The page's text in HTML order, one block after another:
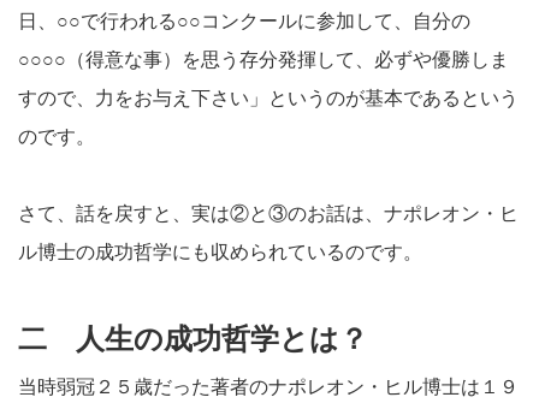
日、○○で行われる○○コンクールに参加して、自分の
○○○○（得意な事）を思う存分発揮して、必ずや優勝しま
すので、力をお与え下さい」というのが基本であるという
のです。
さて、話を戻すと、実は②と③のお話は、ナポレオン・ヒ
ル博士の成功哲学にも収められているのです。
二 人生の成功哲学とは？
当時弱冠２５歳だった著者のナポレオン・ヒル博士は１９